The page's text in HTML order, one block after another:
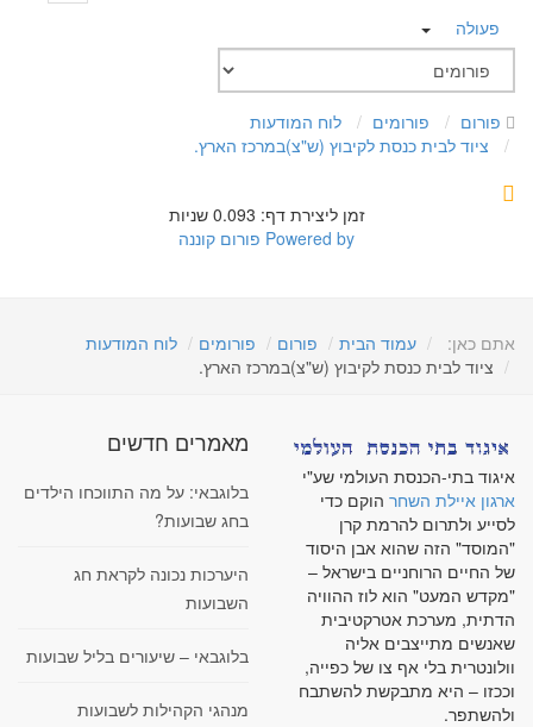
פעולה
פורום פורומים
לוח המודעות
ציוד לבית כנסת לקיבוץ (ש"צ)במרכז הארץ.
זמן ליצירת דף: 0.093 שניות
Powered by פורום קוננה
אתם כאן: עמוד הבית פורום פורומים
לוח המודעות
ציוד לבית כנסת לקיבוץ (ש"צ)במרכז הארץ.
איגוד בתי-הכנסת העולמי שע"י
ארגון איילת השחר הוקם כדי
לסייע ולתרום להרמת קרן
"המוסד" הזה שהוא אבן היסוד
של החיים הרוחניים בישראל –
"מקדש המעט" הוא לוז ההוויה
הדתית, מערכת אטרקטיבית
שאנשים מתייצבים אליה
וולונטרית בלי אף צו של כפייה,
וככזו – היא מתבקשת להשתבח
ולהשתפר.
מאמרים חדשים
בלוגבאי: על מה התווכחו הילדים
בחג שבועות?
היערכות נכונה לקראת חג
השבועות
בלוגבאי – שיעורים בליל שבועות
מנהגי הקהילות לשבועות